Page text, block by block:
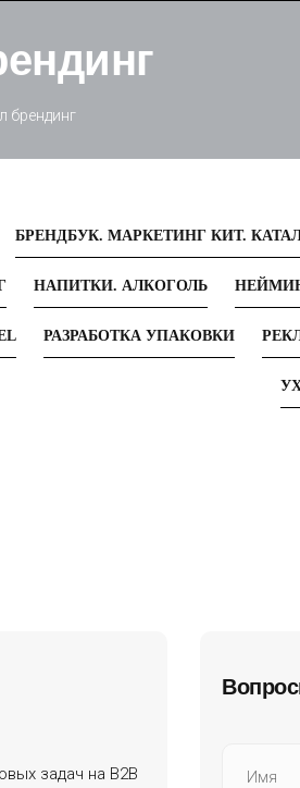
брендинг
БРЕНДБУК. МАРКЕТИНГ КИТ.
НАПИТКИ. АЛКОГОЛЬ
РАЗРАБОТКА УПАКОВКИ
задач на B2B